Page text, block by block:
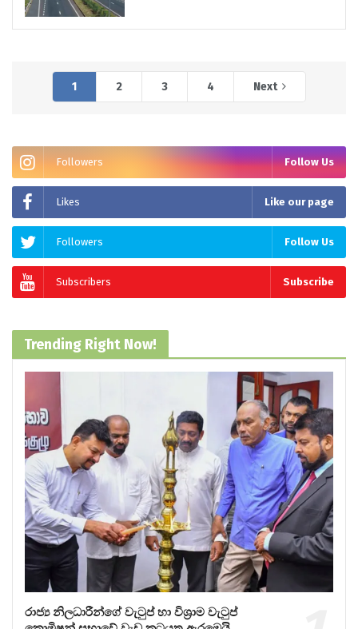
1 2 3 4 Next
Followers Follow Us
Likes Like our page
Followers Follow Us
Subscribers Subscribe
Trending Right Now!
රාජ්‍ය නිලධාරීන්ගේ වැටුප් හා විශ්‍රාම වැටුප්